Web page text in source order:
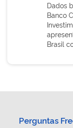
Dados
Banco
Brasil
Perguntas